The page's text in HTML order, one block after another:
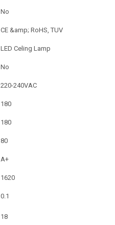
No
CE &amp; RoHS, TUV
LED Celing Lamp
No
220-240VAC
180
180
80
A+
1620
0.1
18